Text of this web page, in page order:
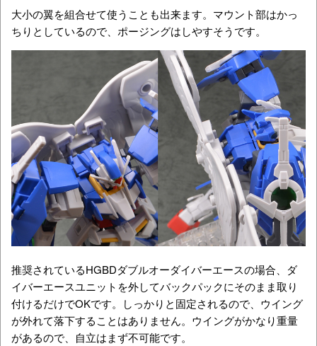
大小の翼を組合せて使うことも出来ます。マウント部はかっ
ちりとしているので、ポージングはしやすそうです。
推奨されているHGBDダブルオーダイバーエースの場合、ダ
イバーエースユニットを外してバックパックにそのまま取り
付けるだけでOKです。しっかりと固定されるので、ウイング
が外れて落下することはありません。ウイングがかなり重量
があるので、自立はまず不可能です。